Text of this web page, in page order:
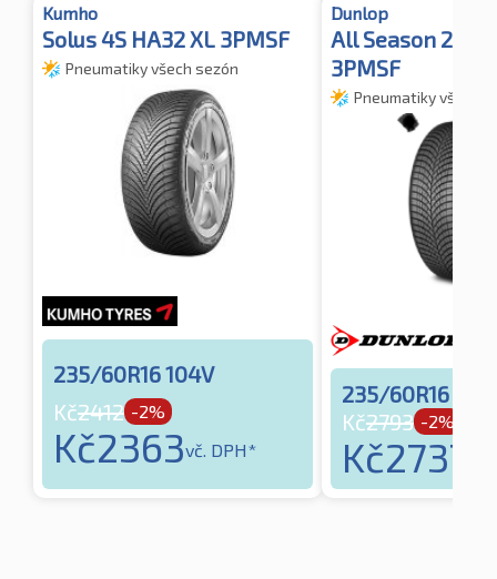
Kumho
Solus 4S HA32 XL 3PMSF
Pneumatiky všech sezón
235/60R16 104V
Kč2412 -2%
Kč2363vč. DPH*
Dunlop
All Season 2 XL
3PMSF
Pneumatiky všech
235/60R16
Kč2793 -2%
Kč2737